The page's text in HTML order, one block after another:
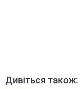
Дивіться також: